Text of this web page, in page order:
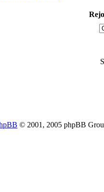
© 2001, 2005 phpBB